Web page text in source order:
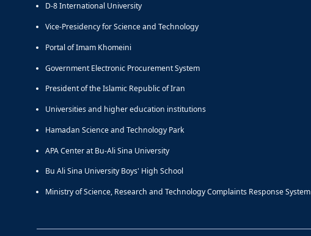
D-8 International University
Vice-Presidency for Science and Technology
Portal of Imam Khomeini
Government Electronic Procurement System
President of the Islamic Republic of Iran
Universities and higher education institutions
Hamadan Science and Technology Park
APA Center at Bu-Ali Sina University
Bu Ali Sina University Boys' High School
Ministry of Science, Research and Technology Complaints Response System